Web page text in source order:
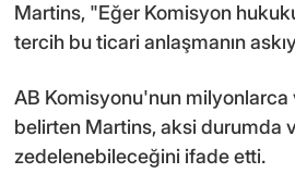
Martins, "Eğer Komisyon
tercih bu ticari anlaşmanın
AB Komisyonu'nun milyonlarca
belirten Martins, aksi durumda
zedelenebileceğini ifade etti.